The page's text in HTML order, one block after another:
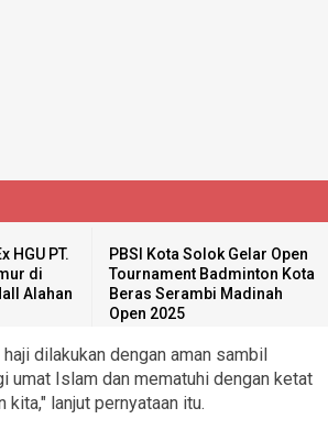
HGU PT.
di
Alahan
PBSI Kota Solok Gelar Open
Tournament Badminton Kota
Beras Serambi Madinah
Open 2025
dilakukan dengan aman sambil
umat Islam dan mematuhi dengan ketat
lanjut pernyataan itu.